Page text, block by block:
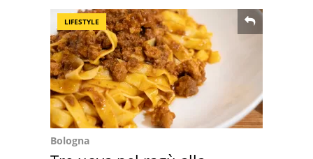
LIFESTYLE
Bologna